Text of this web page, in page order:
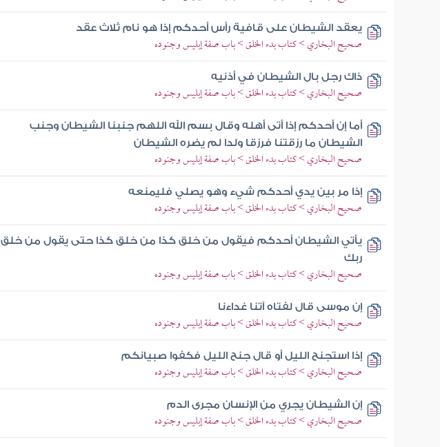
يعقد الشيطان على قافية رأس أحدكم إذا هو نام ثلاث عقد
صحيح البخاري > كتاب بدء الخلق > باب صفة إبليس وجنوده
ذاك رجل بال الشيطان في أذنيه
صحيح البخاري > كتاب بدء الخلق > باب صفة إبليس وجنوده
أما إن أحدكم إذا أتى أهله وقال بسم الله اللهم جنبنا الشيطان وجنب
الشيطان ما رزقتنا فرزقا ولدا لم يضره الشيطان
صحيح البخاري > كتاب بدء الخلق > باب صفة إبليس وجنوده
إذا مر بين يدي أحدكم شيء وهو يصلي فليمنعه
صحيح البخاري > كتاب بدء الخلق > باب صفة إبليس وجنوده
يأتي الشيطان أحدكم فيقول من خلق كذا من خلق كذا حتى يقول من خلق
ربك
صحيح البخاري > كتاب بدء الخلق > باب صفة إبليس وجنوده
إن موسى قال لفتاه آتنا غداءنا
صحيح البخاري > كتاب بدء الخلق > باب صفة إبليس وجنوده
إذا استجنح الليل أو قال جنح الليل فكفوا صبيانكم
صحيح البخاري > كتاب بدء الخلق > باب صفة إبليس وجنوده
إن الشيطان يجري من الإنسان مجرى الدم
صحيح البخاري > كتاب بدء الخلق > باب صفة إبليس وجنوده